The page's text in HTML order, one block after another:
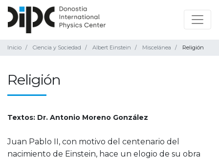
Inicio Ciencia y Sociedad Albert Einstein Miscelánea Religión
Religión
Textos: Dr. Antonio Moreno González
Juan Pablo II, con motivo del centenario del
nacimiento de Einstein, hace un elogio de su obra